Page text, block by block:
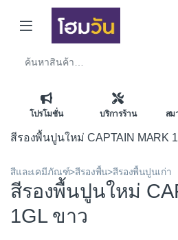
Skip to navigation
Skip to content
โปรโมชั่น บริการร้าน สม
สีรองพื้นปูนใหม่ CAPTAIN MARK
สีและเคมีภัณฑ์>สีรองพื้น>สีรองพื้นปูนเก่า
สีรองพื้นปูนใหม่
1GL ขาว